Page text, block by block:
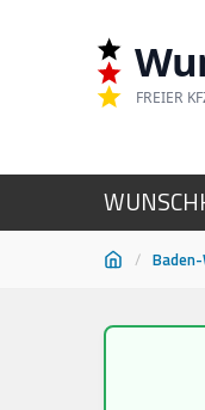
FREIER
/